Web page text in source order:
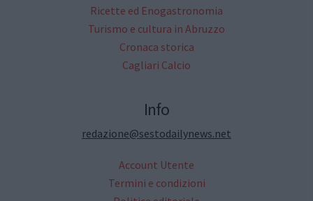
Ricette ed Enogastronomia
Turismo e cultura in Abruzzo
Cronaca storica
Cagliari Calcio
Info
redazione@sestodailynews.net
Account Utente
Termini e condizioni